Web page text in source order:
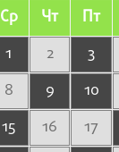
Ср Чт Пт
1 2 3
8 9 10
15 16 17